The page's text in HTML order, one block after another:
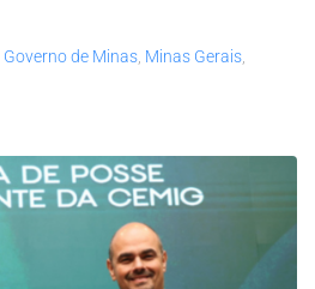
Governo de Minas, Minas Gerais,